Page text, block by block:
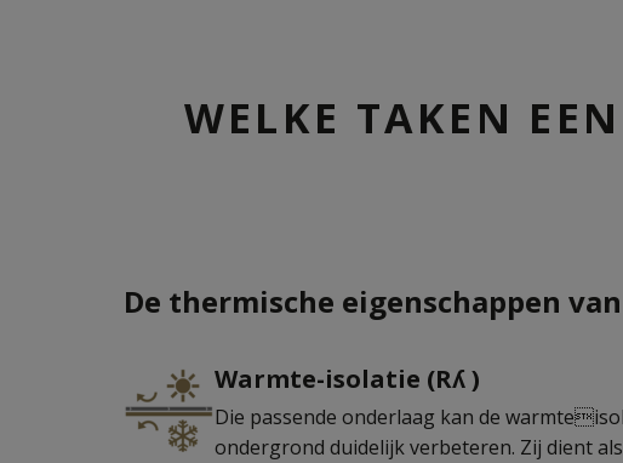
WELKE TAKEN
De thermische eigenschappen
Warmte-isolatie (Rʎ )
Die passende onderlaag kan de
ondergrond duidelijk verbeteren. Zij dient